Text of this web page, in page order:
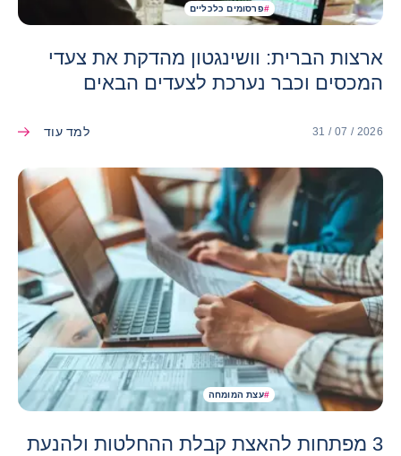
#פרסומים כלכליים
ארצות הברית: וושינגטון מהדקת את צעדי
המכסים וכבר נערכת לצעדים הבאים
31 / 07 / 2026 למד עוד
#עצת המומחה
3 מפתחות להאצת קבלת ההחלטות ולהנעת